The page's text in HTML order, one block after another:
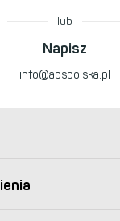
lub
Napisz
info@apspolska.pl